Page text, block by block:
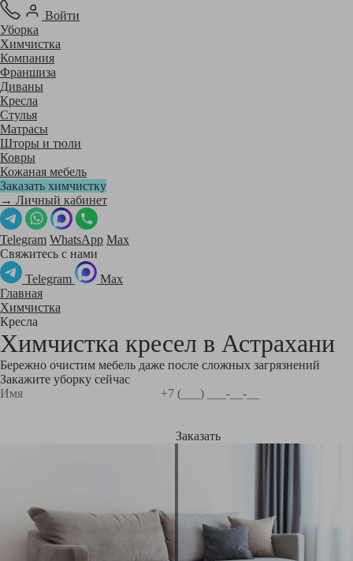
Войти
Уборка
Химчистка
Компания
Франшиза
Диваны
Кресла
Стулья
Матрасы
Шторы и тюли
Ковры
Кожаная мебель
Заказать химчистку
→ Личный кабинет
Telegram WhatsApp Max
Свяжитесь с нами
Telegram
Max
Главная
Химчистка
Кресла
Химчистка кресел в Астрахани
Бережно очистим мебель даже после сложных загрязнений
Закажите уборку сейчас
Заказать